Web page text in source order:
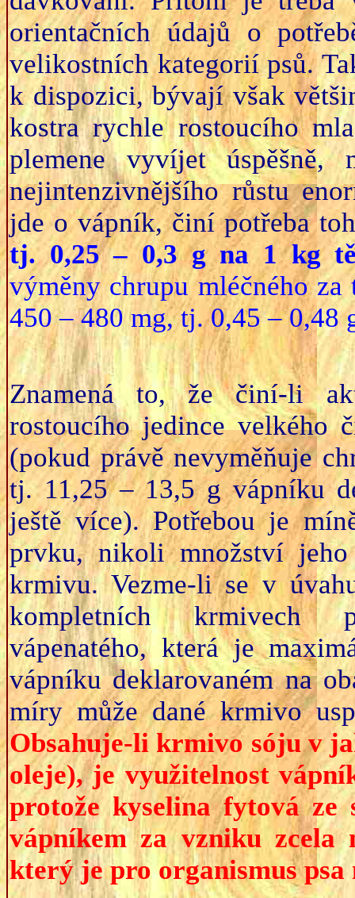
orientačních údajů o
velikostních kategorií psů.
k dispozici, bývají však
kostra rychle rostoucího
plemene vyvíjet
nejintenzivnějšího růstu
jde o vápník, činí potřeba
tj. 0,25 – 0,3 g na 1 kg
výměny chrupu mléčného
450 – 480 mg, tj. 0,45 – 0,48
Znamená to, že činí-li
rostoucího jedince velkého
(pokud právě nevyměňuje
tj. 11,25 – 13,5 g vápníku
ještě více). Potřebou je
prvku, nikoli množství
krmivu. Vezme-li se v
kompletních krmivech
vápenatého, která je
vápníku deklarovaném na
míry může dané krmivo
Obsahuje-li krmivo sóju v
oleje), je využitelnost
protože kyselina fytová
vápníkem za vzniku zcela
který je pro organismus